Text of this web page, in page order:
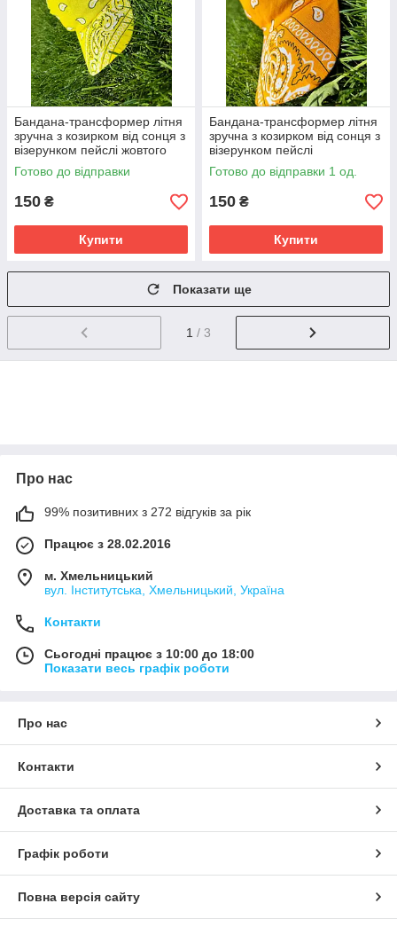
Бандана-трансформер літня
зручна з козирком від сонця з
візерунком пейслі жовтого
кольору
Готово до відправки
150 ₴
Купити
Бандана-трансформер літня
зручна з козирком від сонця з
візерунком пейслі
бурштинового кольору
Готово до відправки 1 од.
150 ₴
Купити
Показати ще
1 / 3
Про нас
99% позитивних з 272 відгуків за рік
Працює з 28.02.2016
м. Хмельницький
вул. Інститутська, Хмельницький, Україна
Контакти
Сьогодні працює з 10:00 до 18:00
Показати весь графік роботи
Про нас
Контакти
Доставка та оплата
Графік роботи
Повна версія сайту